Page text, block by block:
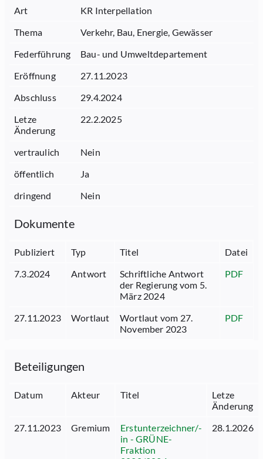
Art
KR Interpellation
Thema
Verkehr, Bau, Energie, Gewässer
Federführung
Bau- und Umweltdepartement
Eröffnung
27.11.2023
Abschluss
29.4.2024
Letze
Änderung
22.2.2025
vertraulich
Nein
öffentlich
Ja
dringend
Nein
Dokumente
Publiziert Typ Titel
Datei
7.3.2024
Antwort
Schriftliche Antwort
der Regierung vom 5.
März 2024
PDF
27.11.2023 Wortlaut
Wortlaut vom 27.
November 2023
PDF
Beteiligungen
Datum Akteur Titel
Letze
Änderung
27.11.2023
Gremium
Erstunterzeichner/-
in - GRÜNE-
Fraktion
28.1.2026